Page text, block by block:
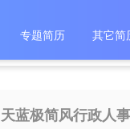
专题简历 其它简